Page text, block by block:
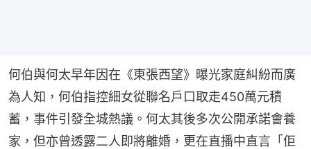
何伯與何太早年因在《東張西望》曝光家庭糾紛而廣
為人知，何伯指控細女從聯名戶口取走450萬元積
蓄，事件引發全城熱議。何太其後多次公開承諾會養
家，但亦曾透露二人即將離婚，更在直播中直言「佢